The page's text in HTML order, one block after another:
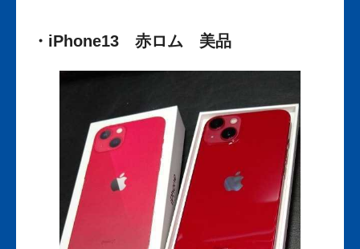
・iPhone13 赤ロム 美品